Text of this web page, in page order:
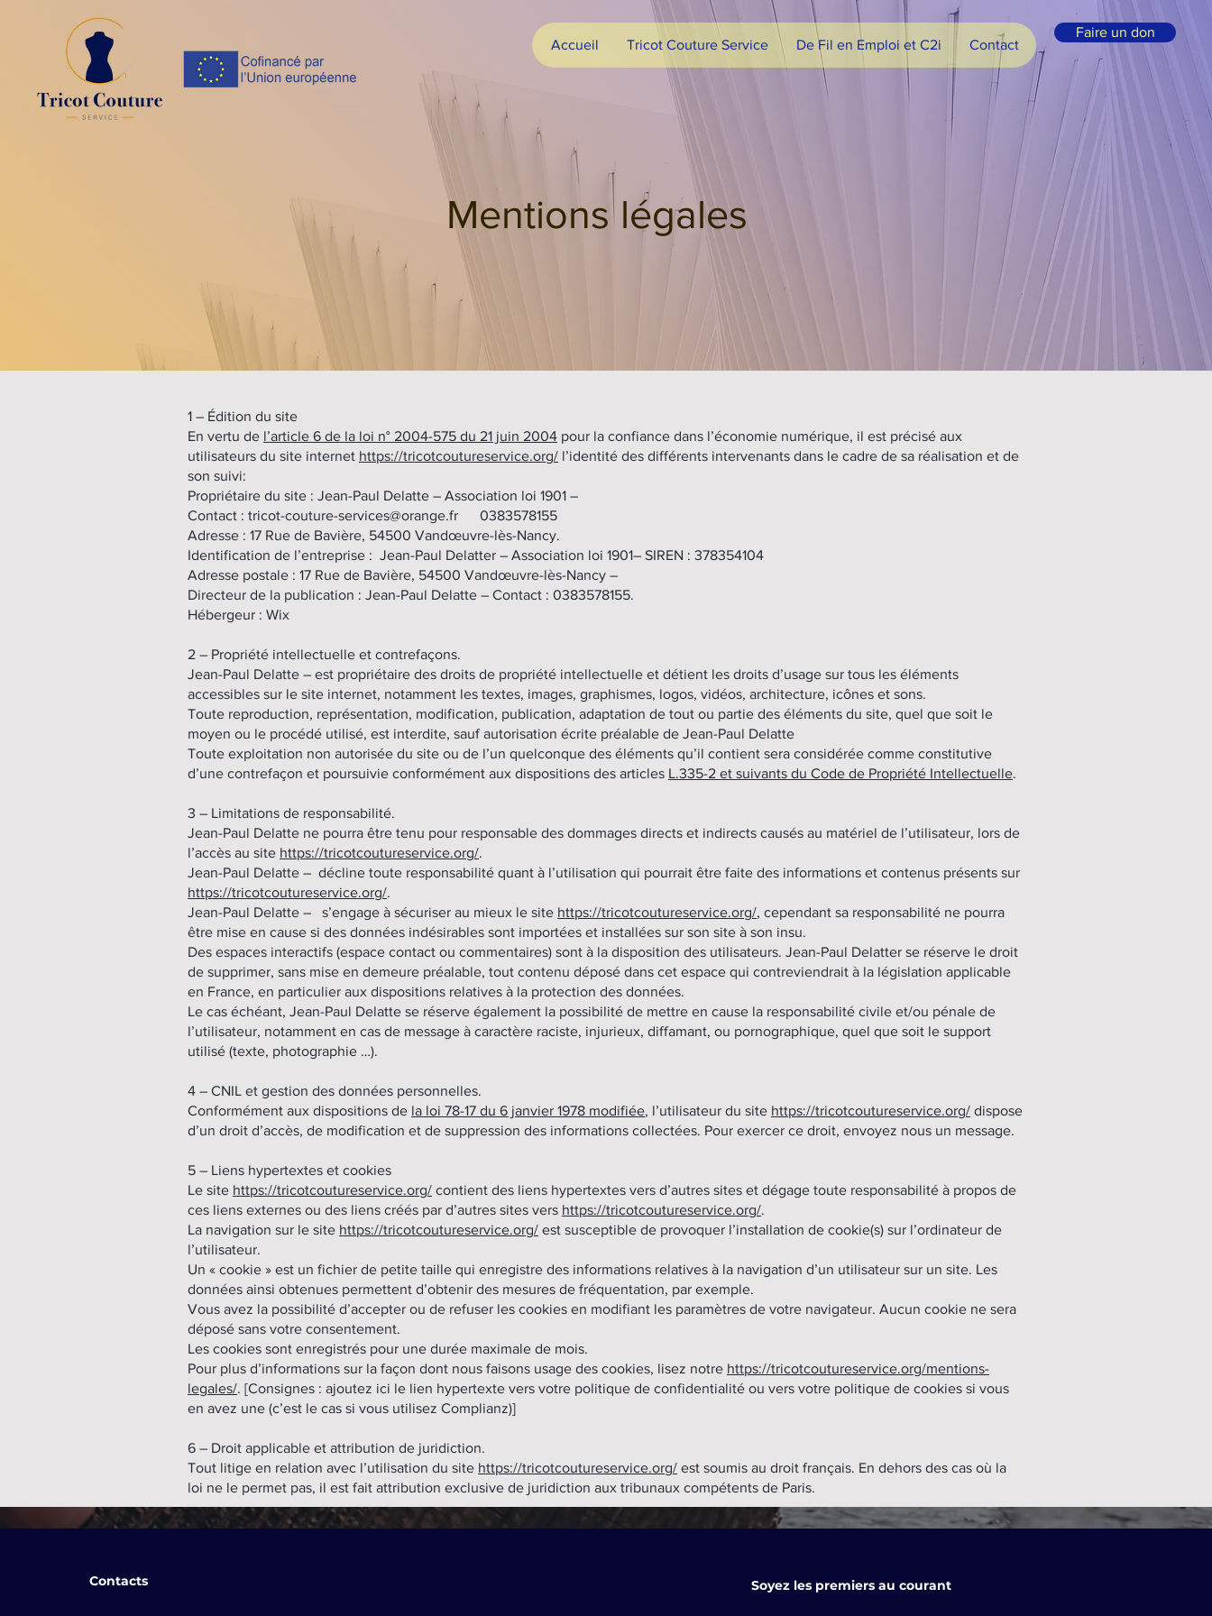
Accueil Tricot Couture Service De Fil en Emploi et C2i Contact
Faire un don
Mentions légales
1 – Édition du site
En vertu de l’article 6 de la loi n° 2004-575 du 21 juin 2004 pour la confiance dans l’économie numérique, il est précisé aux
utilisateurs du site internet https://tricotcoutureservice.org/ l’identité des différents intervenants dans le cadre de sa réalisation et de
son suivi:
Propriétaire du site : Jean-Paul Delatte – Association loi 1901 –
Contact : tricot-couture-services@orange.fr 0383578155
Adresse : 17 Rue de Bavière, 54500 Vandœuvre-lès-Nancy.
Identification de l’entreprise : Jean-Paul Delatter – Association loi 1901– SIREN : 378354104
Adresse postale : 17 Rue de Bavière, 54500 Vandœuvre-lès-Nancy –
Directeur de la publication : Jean-Paul Delatte – Contact : 0383578155.
Hébergeur : Wix
2 – Propriété intellectuelle et contrefaçons.
Jean-Paul Delatte – est propriétaire des droits de propriété intellectuelle et détient les droits d’usage sur tous les éléments
accessibles sur le site internet, notamment les textes, images, graphismes, logos, vidéos, architecture, icônes et sons.
Toute reproduction, représentation, modification, publication, adaptation de tout ou partie des éléments du site, quel que soit le
moyen ou le procédé utilisé, est interdite, sauf autorisation écrite préalable de Jean-Paul Delatte
Toute exploitation non autorisée du site ou de l’un quelconque des éléments qu’il contient sera considérée comme constitutive
d’une contrefaçon et poursuivie conformément aux dispositions des articles L.335-2 et suivants du Code de Propriété Intellectuelle.
3 – Limitations de responsabilité.
Jean-Paul Delatte ne pourra être tenu pour responsable des dommages directs et indirects causés au matériel de l’utilisateur, lors de
l’accès au site https://tricotcoutureservice.org/.
Jean-Paul Delatte – décline toute responsabilité quant à l’utilisation qui pourrait être faite des informations et contenus présents sur
https://tricotcoutureservice.org/.
Jean-Paul Delatte – s’engage à sécuriser au mieux le site https://tricotcoutureservice.org/, cependant sa responsabilité ne pourra
être mise en cause si des données indésirables sont importées et installées sur son site à son insu.
Des espaces interactifs (espace contact ou commentaires) sont à la disposition des utilisateurs. Jean-Paul Delatter se réserve le droit
de supprimer, sans mise en demeure préalable, tout contenu déposé dans cet espace qui contreviendrait à la législation applicable
en France, en particulier aux dispositions relatives à la protection des données.
Le cas échéant, Jean-Paul Delatte se réserve également la possibilité de mettre en cause la responsabilité civile et/ou pénale de
l’utilisateur, notamment en cas de message à caractère raciste, injurieux, diffamant, ou pornographique, quel que soit le support
utilisé (texte, photographie …).
4 – CNIL et gestion des données personnelles.
Conformément aux dispositions de la loi 78-17 du 6 janvier 1978 modifiée, l’utilisateur du site https://tricotcoutureservice.org/ dispose
d’un droit d’accès, de modification et de suppression des informations collectées. Pour exercer ce droit, envoyez nous un message.
5 – Liens hypertextes et cookies
Le site https://tricotcoutureservice.org/ contient des liens hypertextes vers d’autres sites et dégage toute responsabilité à propos de
ces liens externes ou des liens créés par d’autres sites vers https://tricotcoutureservice.org/.
La navigation sur le site https://tricotcoutureservice.org/ est susceptible de provoquer l’installation de cookie(s) sur l’ordinateur de
l’utilisateur.
Un « cookie » est un fichier de petite taille qui enregistre des informations relatives à la navigation d’un utilisateur sur un site. Les
données ainsi obtenues permettent d’obtenir des mesures de fréquentation, par exemple.
Vous avez la possibilité d’accepter ou de refuser les cookies en modifiant les paramètres de votre navigateur. Aucun cookie ne sera
déposé sans votre consentement.
Les cookies sont enregistrés pour une durée maximale de mois.
Pour plus d’informations sur la façon dont nous faisons usage des cookies, lisez notre https://tricotcoutureservice.org/mentions-
legales/. [Consignes : ajoutez ici le lien hypertexte vers votre politique de confidentialité ou vers votre politique de cookies si vous
en avez une (c’est le cas si vous utilisez Complianz)]
6 – Droit applicable et attribution de juridiction.
Tout litige en relation avec l’utilisation du site https://tricotcoutureservice.org/ est soumis au droit français. En dehors des cas où la
loi ne le permet pas, il est fait attribution exclusive de juridiction aux tribunaux compétents de Paris.
Contacts Soyez les premiers au courant